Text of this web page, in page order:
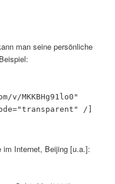
man seine persönliche
v/MKKBHg91lo0"
/]
im Internet, Beijing [u.a.]: